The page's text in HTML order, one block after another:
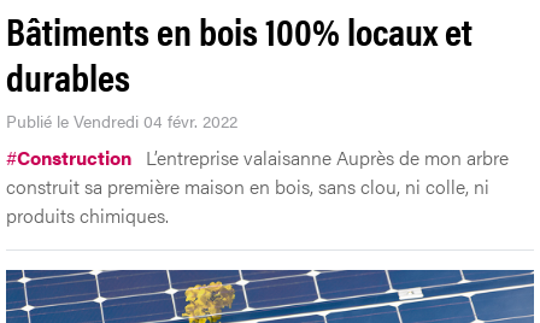
Bâtiments en bois 100% locaux et
durables
Publié le Vendredi 04 févr. 2022
#Construction L’entreprise valaisanne Auprès de mon arbre
construit sa première maison en bois, sans clou, ni colle, ni
produits chimiques.